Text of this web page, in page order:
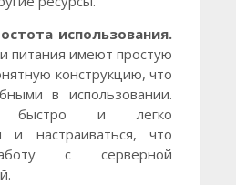
использования.
питания имеют простую
конструкцию, что
в использовании.
быстро и легко
и настраиваться, что
с серверной